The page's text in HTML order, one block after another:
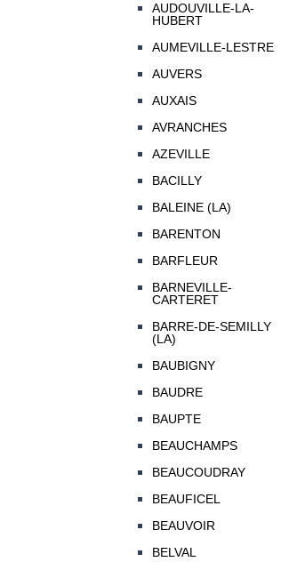
AUDOUVILLE-LA-
HUBERT
AUMEVILLE-LESTRE
AUVERS
AUXAIS
AVRANCHES
AZEVILLE
BACILLY
BALEINE (LA)
BARENTON
BARFLEUR
BARNEVILLE-
CARTERET
BARRE-DE-SEMILLY
(LA)
BAUBIGNY
BAUDRE
BAUPTE
BEAUCHAMPS
BEAUCOUDRAY
BEAUFICEL
BEAUVOIR
BELVAL